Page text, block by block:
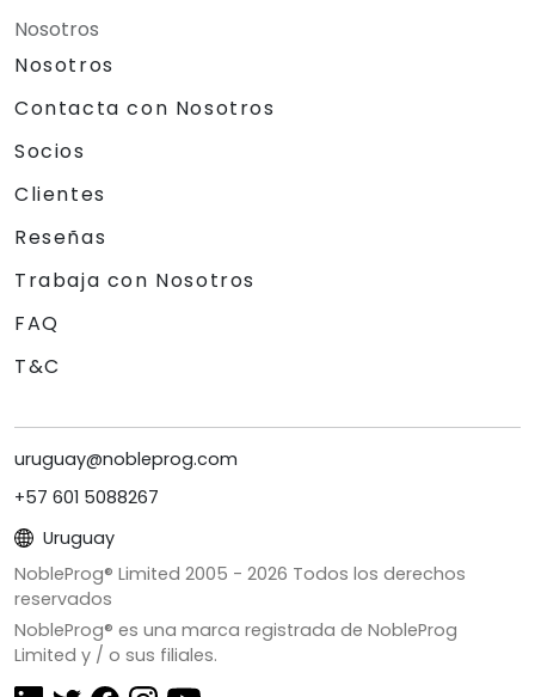
Nosotros
Nosotros
Contacta con Nosotros
Socios
Clientes
Reseñas
Trabaja con Nosotros
FAQ
T&C
uruguay@nobleprog.com
+57 601 5088267
Uruguay
NobleProg® Limited 2005 - 2026 Todos los derechos
reservados
NobleProg® es una marca registrada de NobleProg
Limited y / o sus filiales.